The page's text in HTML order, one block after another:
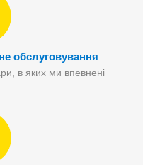
обслуговування
в яких ми впевнені